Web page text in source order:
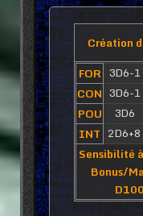
Création
FOR 3D6-1
CON 3D6-1
POU
3D6
INT 2D6+8
Sensibilité
Bonus/